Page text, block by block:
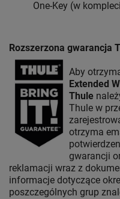
One-Key (w
Rozszerzona gwarancja
Aby
Extended
Thule
Thule w
otrzyma
gwarancji
reklamacji wraz z
informacje dotyczące
poszczególnych grup